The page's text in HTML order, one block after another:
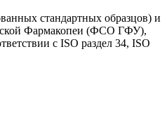
стандартных образцов) и
Фармакопеи (ФСО ГФУ),
с ISO раздел 34, ISO